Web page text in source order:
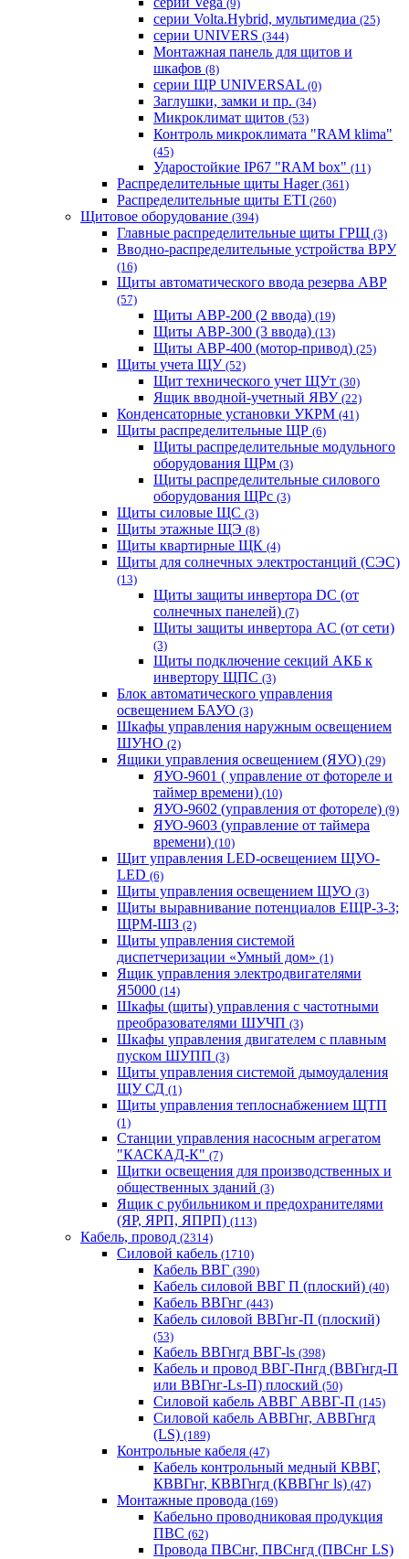
(9)
серии Volta.Hybrid, мультимедиа (25)
серии UNIVERS (344)
Монтажная панель для щитов и
шкафов (8)
серии ЩР UNIVERSAL (0)
Заглушки, замки и пр. (34)
Микроклимат щитов (53)
Контроль микроклимата "RAM klima"
(45)
Ударостойкие IP67 "RAM box" (11)
Распределительные щиты Hager (361)
Распределительные щиты ETI (260)
Щитовое оборудование (394)
Главные распределительные щиты ГРЩ (3)
Вводно-распределительные устройства ВРУ
(16)
Щиты автоматического ввода резерва АВР
(57)
Щиты АВР-200 (2 ввода) (19)
Щиты АВР-300 (3 ввода) (13)
Щиты АВР-400 (мотор-привод) (25)
Щиты учета ЩУ (52)
Щит технического учет ЩУт (30)
Ящик вводной-учетный ЯВУ (22)
Конденсаторные установки УКРМ (41)
Щиты распределительные ЩР (6)
Щиты распределительные модульного
оборудования ЩРм (3)
Щиты распределительные силового
оборудования ЩРс (3)
Щиты силовые ЩС (3)
Щиты этажные ЩЭ (8)
Щиты квартирные ЩК (4)
Щиты для солнечных электростанций (СЭС)
(13)
Щиты защиты инвертора DC (от
солнечных панелей) (7)
Щиты защиты инвертора AC (от сети)
(3)
Щиты подключение секций АКБ к
инвертору ЩПС (3)
Блок автоматического управления
освещением БАУО (3)
Шкафы управления наружным освещением
ШУНО (2)
Ящики управления освещением (ЯУО) (29)
ЯУО-9601 ( управление от фотореле и
таймер времени) (10)
ЯУО-9602 (управления от фотореле) (9)
ЯУО-9603 (управление от таймера
времени) (10)
Щит управления LED-освещением ЩУО-
LED (6)
Щиты управления освещением ЩУО (3)
Щиты выравнивание потенциалов ЕЩР-3-3;
ЩРМ-ШЗ (2)
Щиты управления системой
диспетчеризации «Умный дом» (1)
Ящик управления электродвигателями
Я5000 (14)
Шкафы (щиты) управления с частотными
преобразователями ШУЧП (3)
Шкафы управления двигателем с плавным
пуском ШУПП (3)
Щиты управления системой дымоудаления
ЩУ СД (1)
Щиты управления теплоснабжением ЩТП
(1)
Станции управления насосным агрегатом
"КАСКАД-К" (7)
Щитки освещения для производственных и
общественных зданий (3)
Ящик с рубильником и предохранителями
(ЯР, ЯРП, ЯПРП) (113)
Кабель, провод (2314)
Силовой кабель (1710)
Кабель ВВГ (390)
Кабель силовой ВВГ П (плоский) (40)
Кабель ВВГнг (443)
Кабель силовой ВВГнг-П (плоский)
(53)
Кабель ВВГнгд ВВГ-ls (398)
Кабель и провод ВВГ-Пнгд (ВВГнгд-П
или ВВГнг-Ls-П) плоский (50)
Силовой кабель АВВГ АВВГ-П (145)
Силовой кабель АВВГнг, АВВГнгд
(LS) (189)
Контрольные кабеля (47)
Кабель контрольный медный КВВГ,
КВВГнг, КВВГнгд (КВВГнг ls) (47)
Монтажные провода (169)
Кабельно проводниковая продукция
ПВС (62)
Провода ПВСнг, ПВСнгд (ПВСнг LS)